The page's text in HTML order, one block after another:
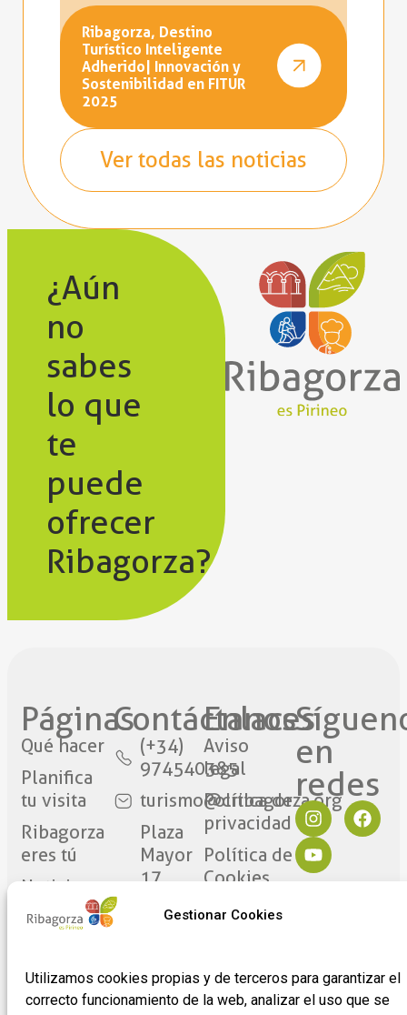
Gestionar Cookies
Utilizamos cookies propias y de terceros para garantizar el
correcto funcionamiento de la web, analizar el uso que se
Ribagorza, Destino
Turístico Inteligente
Adherido| Innovación y
Sostenibilidad en FITUR
2025
Ver todas las noticias
¿Aún
no
sabes
lo que
te
puede
ofrecer
Ribagorza?
Páginas
Qué hacer
Planifica
tu visita
Ribagorza
eres tú
Noticias
Contáctanos​
(+34)
974540385
turismo@cribagorza.org
Plaza
Mayor
17
Graus
Enlaces
Aviso
legal
Política de
privacidad
Política de
Cookies
Formulario
de
empresas
en
redes​